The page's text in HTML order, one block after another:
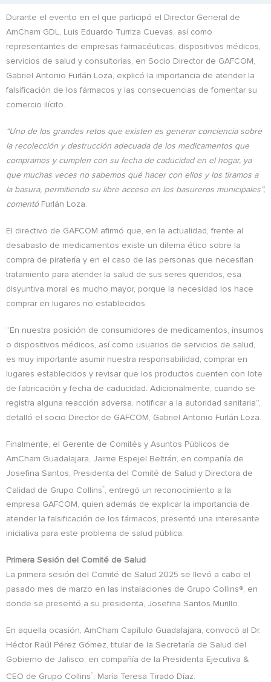
Durante el evento en el que participó el Director General de
AmCham GDL, Luis Eduardo Turriza Cuevas, así como
representantes de empresas farmacéuticas, dispositivos médicos,
servicios de salud y consultorías, en Socio Director de GAFCOM,
Gabriel Antonio Furlán Loza, explicó la importancia de atender la
falsificación de los fármacos y las consecuencias de fomentar su
comercio ilícito.
“Uno de los grandes retos que existen es generar conciencia sobre
la recolección y destrucción adecuada de los medicamentos que
compramos y cumplen con su fecha de caducidad en el hogar, ya
que muchas veces no sabemos qué hacer con ellos y los tiramos a
la basura, permitiendo su libre acceso en los basureros municipales”,
comentóFurlán Loza.
El directivo de GAFCOM afirmó que, en la actualidad, frente al
desabasto de medicamentos existe un dilema ético sobre la
compra de piratería y en el caso de las personas que necesitan
tratamiento para atender la salud de sus seres queridos, esa
disyuntiva moral es mucho mayor, porque la necesidad los hace
comprar en lugares no establecidos.
“En nuestra posición de consumidores de medicamentos, insumos
o dispositivos médicos, así como usuarios de servicios de salud,
es muy importante asumir nuestra responsabilidad, comprar en
lugares establecidos y revisar que los productos cuenten con lote
de fabricación y fecha de caducidad. Adicionalmente, cuando se
registra alguna reacción adversa, notificar a la autoridad sanitaria”,
detalló el socio Director de GAFCOM, Gabriel Antonio Furlán Loza.
Finalmente, el Gerente de Comités y Asuntos Públicos de
AmCham Guadalajara, Jaime Espejel Beltrán, en compañía de
Josefina Santos, Presidenta del Comité de Salud y Directora de
Calidad de Grupo Collins®
, entregó un reconocimiento a la
empresa GAFCOM, quien además de explicar la importancia de
atender la falsificación de los fármacos, presentó una interesante
iniciativa para este problema de salud pública.
Primera Sesión del Comité de Salud
La primera sesión del Comité de Salud 2025 se llevó a cabo el
pasado mes de marzo en las instalaciones de Grupo Collins®, en
donde se presentó a su presidenta, Josefina Santos Murillo.
En aquella ocasión, AmCham Capítulo Guadalajara, convocó al Dr.
Héctor Raúl Pérez Gómez, titular de la Secretaría de Salud del
Gobierno de Jalisco, en compañía de la Presidenta Ejecutiva &
CEO de Grupo Collins®, María Teresa Tirado Díaz.